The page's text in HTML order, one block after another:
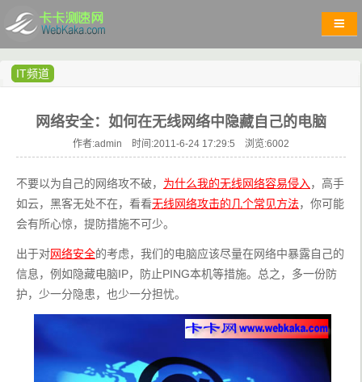
IT频道
网络安全：如何在无线网络中隐藏自己的电脑
作者:admin 时间:2011-6-24 17:29:5 浏览:6002
不要以为自己的网络攻不破， 为什么我的无线网络容易侵入 ，高手
如云，黑客无处不在，看看无线网络攻击的几个常见方法，你可能
会有所心惊，提防措施不可少。
出于对网络安全的考虑，我们的电脑应该尽量在网络中暴露自己的
信息，例如隐藏电脑IP，防止PING本机等措施。总之，多一份防
护，少一分隐患，也少一分担忧。